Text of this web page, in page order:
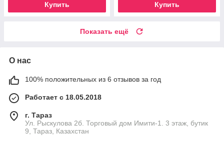
Купить Купить
Показать ещё
О нас
100% положительных из 6 отзывов за год
Работает с 18.05.2018
г. Тараз
Ул. Рыскулова 2б. Торговый дом Имити-1. 3 этаж, бутик
9, Тараз, Казахстан